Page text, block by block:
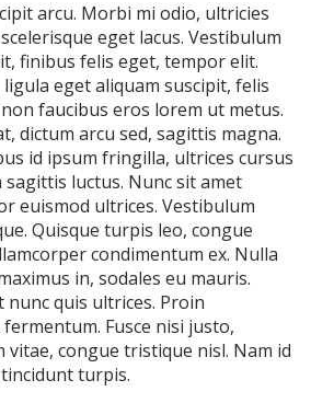
arcu. Morbi mi odio, ultricies
eget lacus. Vestibulum
finibus felis eget, tempor elit.
eget aliquam suscipit, felis
faucibus eros lorem ut metus.
dictum arcu sed, sagittis magna.
id ipsum fringilla, ultrices cursus
luctus. Nunc sit amet
euismod ultrices. Vestibulum
Quisque turpis leo, congue
condimentum ex. Nulla
in, sodales eu mauris.
quis ultrices. Proin
Fusce nisi justo,
vitae, congue tristique nisl. Nam id
turpis.